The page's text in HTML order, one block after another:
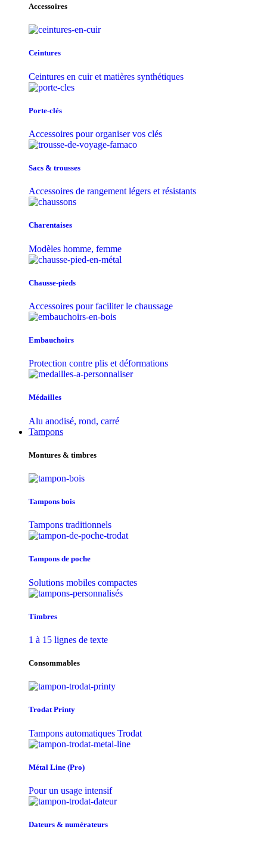
Accessoires
Ceintures
Ceintures en cuir et matières synthétiques
Porte-clés
Accessoires pour organiser vos clés
Sacs & trousse​s
Accessoires de rangement légers et résistants
Charentaises
Modèles homme, femme
Chausse-pieds
Accessoires pour faciliter le chaussage
Embauchoirs
Protection contre plis et déformations
Médailles
Alu anodisé, rond, carré
Tampons
Montures & timbres
Tampons bois
Tampons traditionnels
Tampons de poche
Solutions mobiles compactes
Timbres
1 à 15 lignes de texte
Consommables
Trodat Printy
Tampons automatiques Trodat
Métal Line (Pro)
Pour un usage intensif
Dateurs & numérateurs